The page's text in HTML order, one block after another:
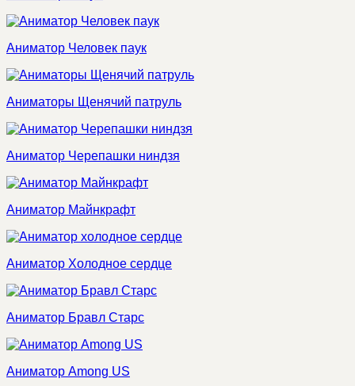
Аниматор Человек паук
Аниматоры Щенячий патруль
Аниматор Черепашки ниндзя
Аниматор Майнкрафт
Аниматор Холодное сердце
Аниматор Бравл Старс
Аниматор Among US